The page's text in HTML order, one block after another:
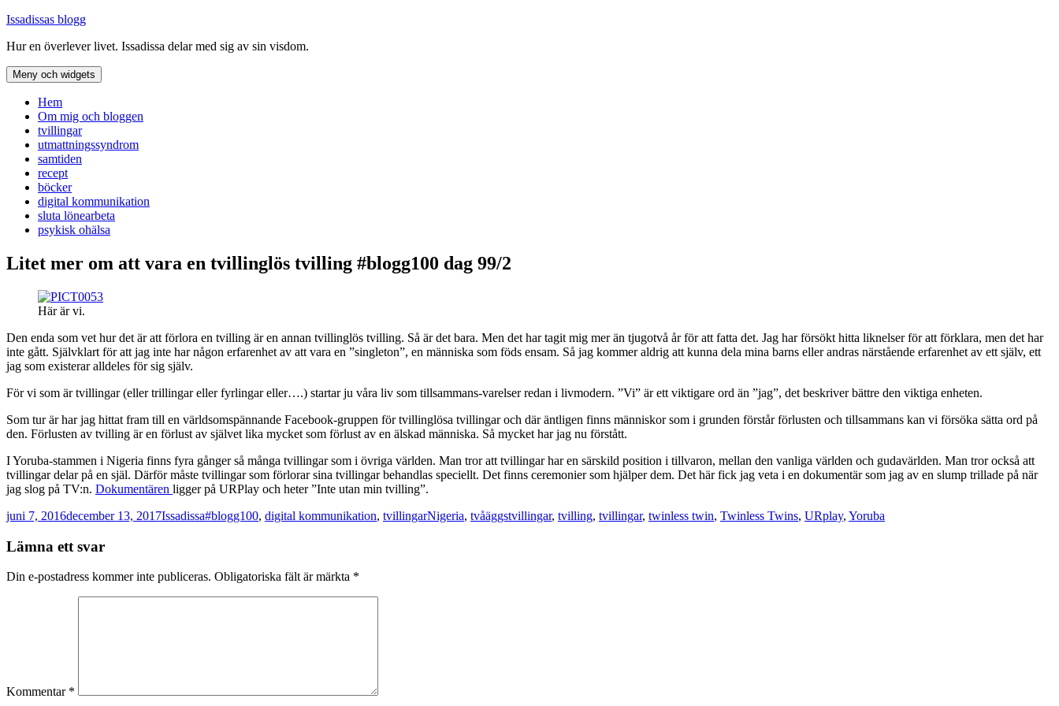
Hoppa
innehåll
Issadissas blogg
Hur en överlever livet. Issadissa delar med sig av sin visdom.
Meny och widgets
Hem
Om mig och bloggen
tvillingar
utmattningssyndrom
samtiden
recept
böcker
digital kommunikation
sluta lönearbeta
psykisk ohälsa
Litet mer om att vara en tvillinglös tvilling #blogg100 dag 99/2
Här är vi.
Den enda som vet hur det är att förlora en tvilling är en annan tvillinglös tvilling. Så är det bara. Men det har tagit mig mer än tjugotvå år för att fatta det. Jag har försökt hitta liknelser för att förklara, men det har
inte gått. Självklart för att jag inte har någon erfarenhet av att vara en ”singleton”, en människa som föds ensam. Så jag kommer aldrig att kunna dela mina barns eller andras närstående erfarenhet av ett själv, ett
jag som existerar alldeles för sig själv.
För vi som är tvillingar (eller trillingar eller fyrlingar eller….) startar ju våra liv som tillsammans-varelser redan i livmodern. ”Vi” är ett viktigare ord än ”jag”, det beskriver bättre den viktiga enheten.
Som tur är har jag hittat fram till en världsomspännande Facebook-gruppen för tvillinglösa tvillingar och där äntligen finns människor som i grunden förstår förlusten och tillsammans kan vi försöka sätta ord på
den. Förlusten av tvilling är en förlust av självet lika mycket som förlust av en älskad människa. Så mycket har jag nu förstått.
I Yoruba-stammen i Nigeria finns fyra gånger så många tvillingar som i övriga världen. Man tror att tvillingar har en särskild position i tillvaron, mellan den vanliga världen och gudavärlden. Man tror också att
tvillingar delar på en själ. Därför måste tvillingar som förlorar sina tvillingar behandlas speciellt. Det finns ceremonier som hjälper dem. Det här fick jag veta i en dokumentär som jag av en slump trillade på när
jag slog på TV:n. Dokumentären ligger på URPlay och heter ”Inte utan min tvilling”.
Postat
juni 7, 2016december 13, 2017Författare
IssadissaKategorier
#blogg100, digital kommunikation, tvillingarTaggar
Nigeria, tvåäggstvillingar, tvilling, tvillingar, twinless twin, Twinless Twins, URplay, Yoruba
Lämna ett svar
Din e-postadress kommer inte publiceras. Obligatoriska fält är märkta *
Kommentar *